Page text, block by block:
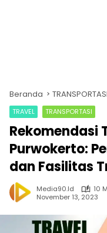
Beranda TRANSPORTASI
TRAVEL TRANSPORTASI
Rekomendasi
Purwokerto:
dan Fasilitas
Media90.id
10
November 13, 2023